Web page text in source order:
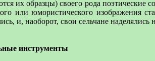
их образцы) своего рода поэтические
или юмористического изображения
и, наоборот, свои сельчане
инструменты